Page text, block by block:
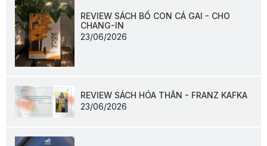
REVIEW SÁCH BỐ CON CÁ GAI - CHO
CHANG-IN
23/06/2026
REVIEW SÁCH HÓA THÂN - FRANZ KAFKA
23/06/2026